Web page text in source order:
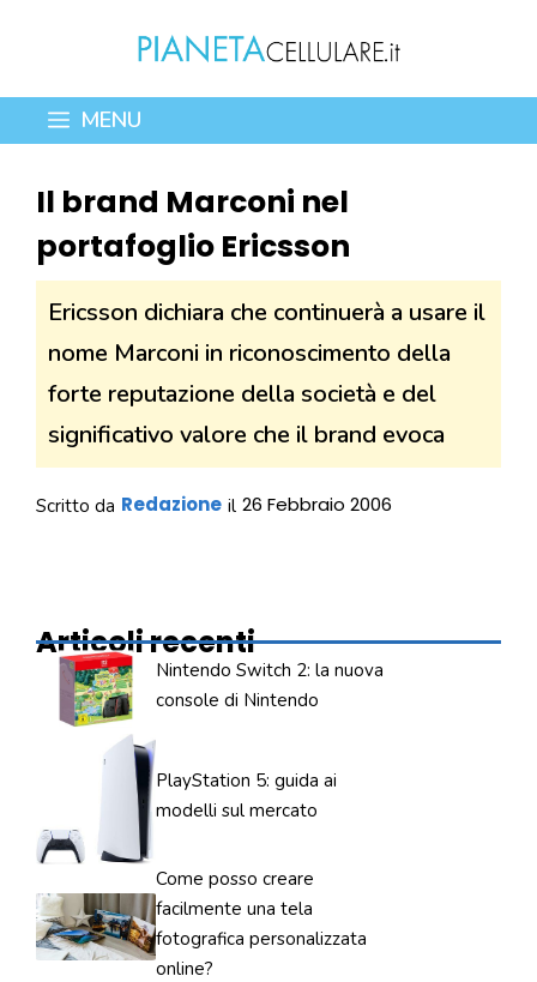
contenuto
MENU
Il brand Marconi nel
portafoglio Ericsson
Ericsson dichiara che continuerà a usare il
nome Marconi in riconoscimento della
forte reputazione della società e del
significativo valore che il brand evoca
Scritto da Redazione il 26 Febbraio 2006
Articoli recenti
Nintendo Switch 2: la nuova
console di Nintendo
PlayStation 5: guida ai
modelli sul mercato
Come posso creare
facilmente una tela
fotografica personalizzata
online?